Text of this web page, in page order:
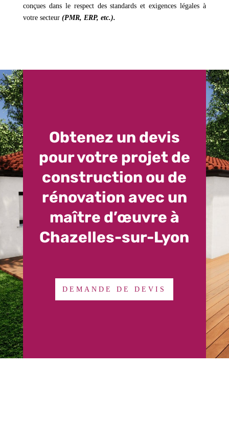
conçues dans le respect des standards et exigences légales à
votre secteur (PMR, ERP, etc.).
Obtenez un devis
pour votre projet de
construction ou de
rénovation avec un
maître d’œuvre à
Chazelles-sur-Lyon
DEMANDE DE DEVIS